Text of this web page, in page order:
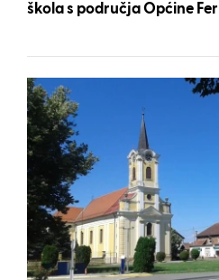
škola s područja Općine